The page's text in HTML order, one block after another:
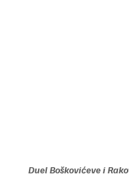
Duel Boškovićeve i